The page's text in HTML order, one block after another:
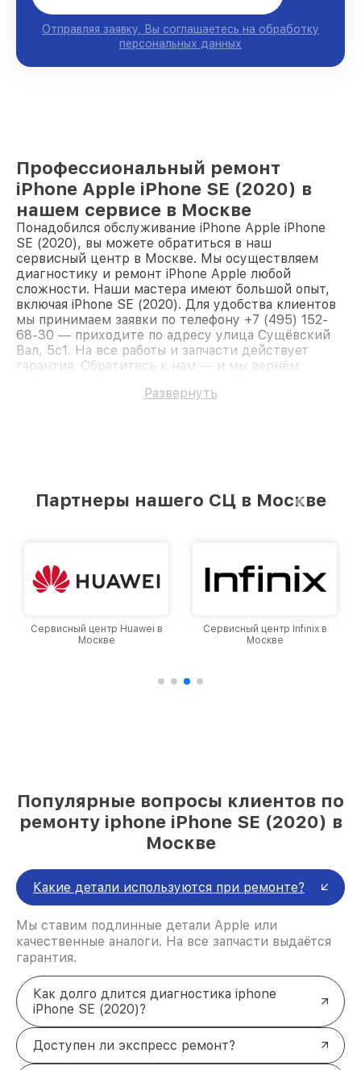
Отправляя заявку, Вы соглашаетесь на обработку
персональных данных
Профессиональный ремонт
iPhone Apple iPhone SE (2020) в
нашем сервисе в Москве
Понадобился обслуживание iPhone Apple iPhone
SE (2020), вы можете обратиться в наш
сервисный центр в Москве. Мы осуществляем
диагностику и ремонт iPhone Apple любой
сложности. Наши мастера имеют большой опыт,
включая iPhone SE (2020). Для удобства клиентов
мы принимаем заявки по телефону +7 (495) 152-
68-30 — приходите по адресу улица Сущёвский
Вал, 5с1. На все работы и запчасти действует
гарантия. Обратитесь к нам — и мы вернём
Развернуть
Партнеры нашего СЦ в Москве
Сервисный центр Huawei в
Москве
Сервисный центр Infinix в
Москве
Популярные вопросы клиентов по
ремонту iphone iPhone SE (2020) в
Москве
Какие детали используются при ремонте?
Мы ставим подлинные детали Apple или
качественные аналоги. На все запчасти выдаётся
гарантия.
Как долго длится диагностика iphone
iPhone SE (2020)?
Доступен ли экспресс ремонт?